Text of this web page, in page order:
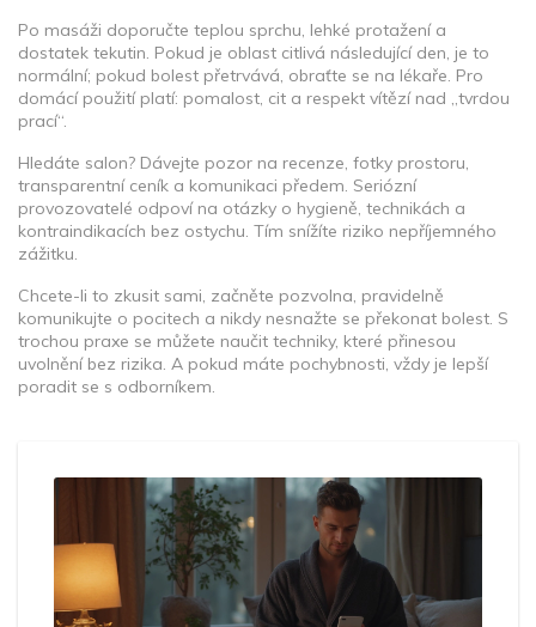
Po masáži doporučte teplou sprchu, lehké protažení a
dostatek tekutin. Pokud je oblast citlivá následující den, je to
normální; pokud bolest přetrvává, obraťte se na lékaře. Pro
domácí použití platí: pomalost, cit a respekt vítězí nad „tvrdou
prací“.
Hledáte salon? Dávejte pozor na recenze, fotky prostoru,
transparentní ceník a komunikaci předem. Seriózní
provozovatelé odpoví na otázky o hygieně, technikách a
kontraindikacích bez ostychu. Tím snížíte riziko nepříjemného
zážitku.
Chcete-li to zkusit sami, začněte pozvolna, pravidelně
komunikujte o pocitech a nikdy nesnažte se překonat bolest. S
trochou praxe se můžete naučit techniky, které přinesou
uvolnění bez rizika. A pokud máte pochybnosti, vždy je lepší
poradit se s odborníkem.